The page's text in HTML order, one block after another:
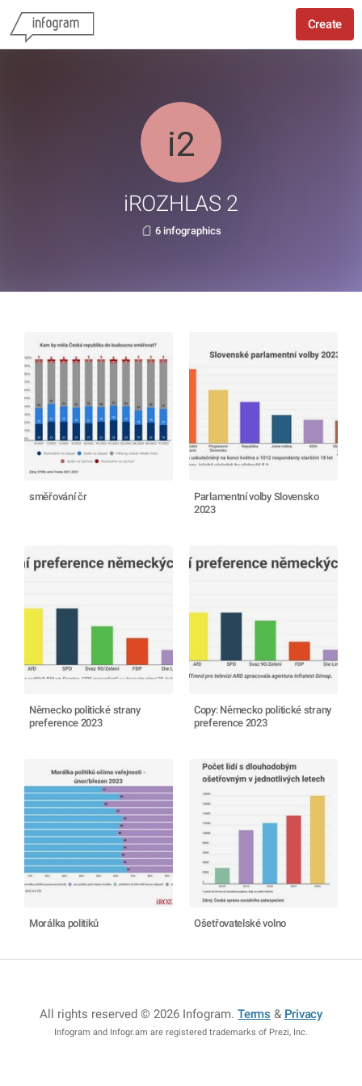
Create
iROZHLAS 2
6 infographics
směřování čr
Parlamentní volby Slovensko
2023
Německo politické strany
preference 2023
Copy: Německo politické strany
preference 2023
Morálka politiků Ošetřovatelské volno
All rights reserved © 2026 Infogram.Terms & Privacy
Infogram and Infogr.am are registered trademarks of Prezi, Inc.